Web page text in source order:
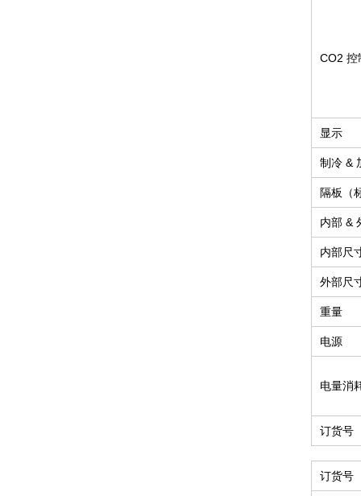
CO2 控
显示
制冷 &
隔板（
内部 &
内部尺
外部尺
重量
电源
电量消
订货号
订货号